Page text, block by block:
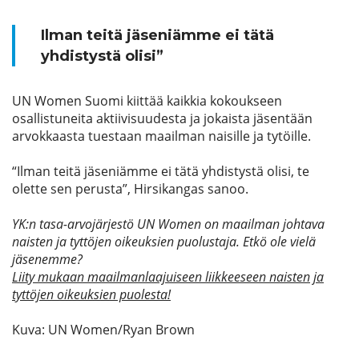
Ilman teitä jäseniämme ei tätä
yhdistystä olisi”
UN Women Suomi kiittää kaikkia kokoukseen
osallistuneita aktiivisuudesta ja jokaista jäsentään
arvokkaasta tuestaan maailman naisille ja tytöille.
“Ilman teitä jäseniämme ei tätä yhdistystä olisi, te
olette sen perusta”, Hirsikangas sanoo.
YK:n tasa-arvojärjestö UN Women on maailman johtava
naisten ja tyttöjen oikeuksien puolustaja. Etkö ole vielä
jäsenemme?
Liity mukaan maailmanlaajuiseen liikkeeseen naisten ja
tyttöjen oikeuksien puolesta!
Kuva: UN Women/Ryan Brown